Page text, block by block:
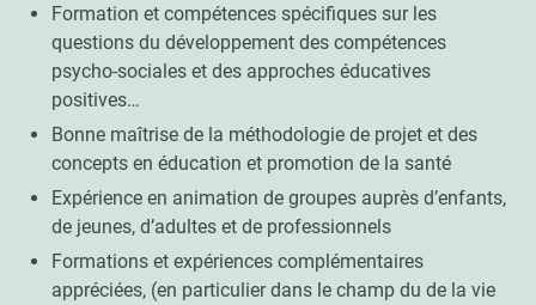
Formation et compétences spécifiques sur les
questions du développement des compétences
psycho-sociales et des approches éducatives
positives…
Bonne maîtrise de la méthodologie de projet et des
concepts en éducation et promotion de la santé
Expérience en animation de groupes auprès d’enfants,
de jeunes, d’adultes et de professionnels
Formations et expériences complémentaires
appréciées, (en particulier dans le champ du de la vie